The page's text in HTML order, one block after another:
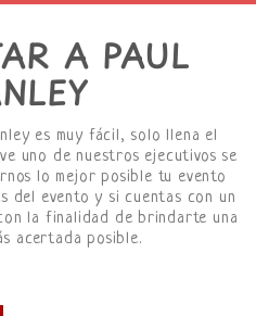
A PAUL
es muy fácil, solo llena el
uno de nuestros ejecutivos se
lo mejor posible tu evento
del evento y si cuentas con un
la finalidad de brindarte una
acertada posible.